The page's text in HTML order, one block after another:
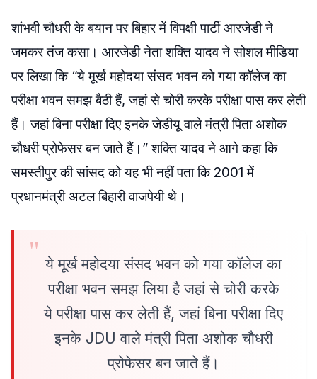
शांभवी चौधरी के बयान पर बिहार में विपक्षी पार्टी आरजेडी ने
जमकर तंज कसा। आरजेडी नेता शक्ति यादव ने सोशल मीडिया
पर लिखा कि “ये मूर्ख महोदया संसद भवन को गया कॉलेज का
परीक्षा भवन समझ बैठी हैं, जहां से चोरी करके परीक्षा पास कर लेती
हैं। जहां बिना परीक्षा दिए इनके जेडीयू वाले मंत्री पिता अशोक
चौधरी प्रोफेसर बन जाते हैं।” शक्ति यादव ने आगे कहा कि
समस्तीपुर की सांसद को यह भी नहीं पता कि 2001 में
प्रधानमंत्री अटल बिहारी वाजपेयी थे।
ये मूर्ख महोदया संसद भवन को गया कॉलेज का
परीक्षा भवन समझ लिया है जहां से चोरी करके
ये परीक्षा पास कर लेती हैं, जहां बिना परीक्षा दिए
इनके JDU वाले मंत्री पिता अशोक चौधरी
प्रोफेसर बन जाते हैं।